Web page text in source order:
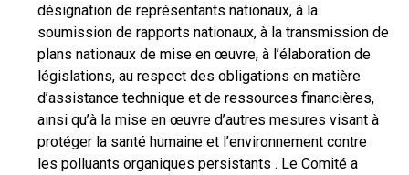
désignation de représentants nationaux, à la
soumission de rapports nationaux, à la transmission de
plans nationaux de mise en œuvre, à l’élaboration de
législations, au respect des obligations en matière
d’assistance technique et de ressources financières,
ainsi qu’à la mise en œuvre d’autres mesures visant à
protéger la santé humaine et l’environnement contre
les polluants organiques persistants . Le Comité a